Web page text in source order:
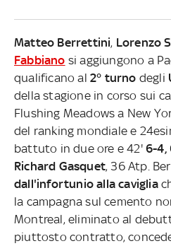
Matteo Berrettini, Lorenzo
Fabbiano si aggiungono a
qualificano al 2° turno degli
della stagione in corso sui
Flushing Meadows a New
del ranking mondiale e
battuto in due ore e 42' 6-4,
Richard Gasquet, 36 Atp.
dall'infortunio alla caviglia
la campagna sul cemento
Montreal, eliminato al
piuttosto contratto,